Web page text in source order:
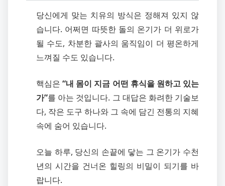
당신에게 맞는 치유의 방식은 정해져 있지 않
습니다. 어쩌면 따뜻한 돌의 온기가 더 위로가
될 수도, 차분한 괄사의 움직임이 더 평온하게
느껴질 수도 있습니다.
핵심은“내 몸이 지금 어떤 휴식을 원하고 있는
가”를 아는 것입니다. 그 대답은 화려한 기술보
다, 작은 도구 하나와 그 속에 담긴 전통의 지혜
속에 숨어 있습니다.
오늘 하루, 당신의 손끝에 닿는 그 온기가 수천
년의 시간을 건너온 힐링의 비밀이 되기를 바
랍니다.